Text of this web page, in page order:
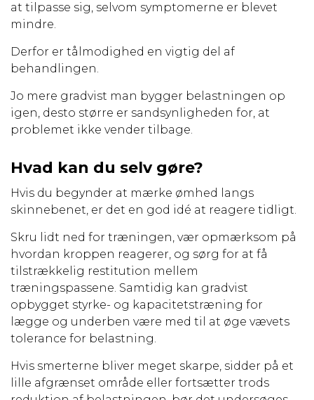
at tilpasse sig, selvom symptomerne er blevet
mindre.
Derfor er tålmodighed en vigtig del af
behandlingen.
Jo mere gradvist man bygger belastningen op
igen, desto større er sandsynligheden for, at
problemet ikke vender tilbage.
Hvad kan du selv gøre?
Hvis du begynder at mærke ømhed langs
skinnebenet, er det en god idé at reagere tidligt.
Skru lidt ned for træningen, vær opmærksom på
hvordan kroppen reagerer, og sørg for at få
tilstrækkelig restitution mellem
træningspassene. Samtidig kan gradvist
opbygget styrke- og kapacitetstræning for
lægge og underben være med til at øge vævets
tolerance for belastning.
Hvis smerterne bliver meget skarpe, sidder på et
lille afgrænset område eller fortsætter trods